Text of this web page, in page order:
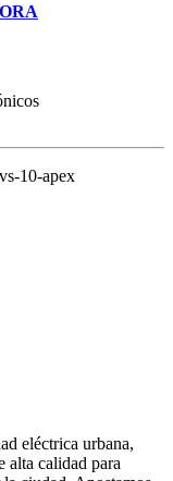
10-apex
eléctrica urbana,
alta calidad para